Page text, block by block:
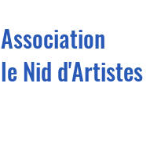
Association
le Nid d'Artistes